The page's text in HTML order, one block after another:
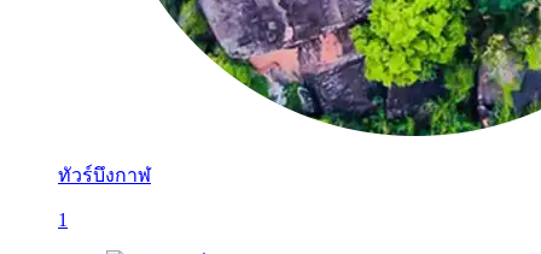
ทัวร์บึงกาฬ
1